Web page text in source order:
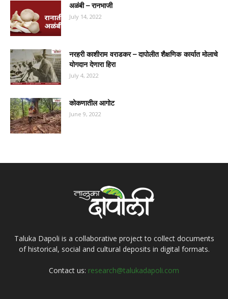
अळंबी – रानभाजी
July 14, 2022
नरहरी काशीराम वराडकर – दापोलीत शैक्षणिक कार्यात मोलाचे
योगदान देणारा हिरा
July 4, 2022
कोकणातील आगोट
June 9, 2022
Taluka Dapoli is a collaborative project to collect documents
of historical, social and cultural deposits in digital formats.
Contact us: research@talukadapoli.com